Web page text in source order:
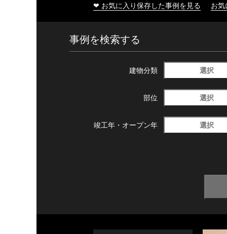
❤ お気に入り保存した事例を見る お
事例を検索する
建物分類 選択
部位 選択
竣工年・ オープン年 選択